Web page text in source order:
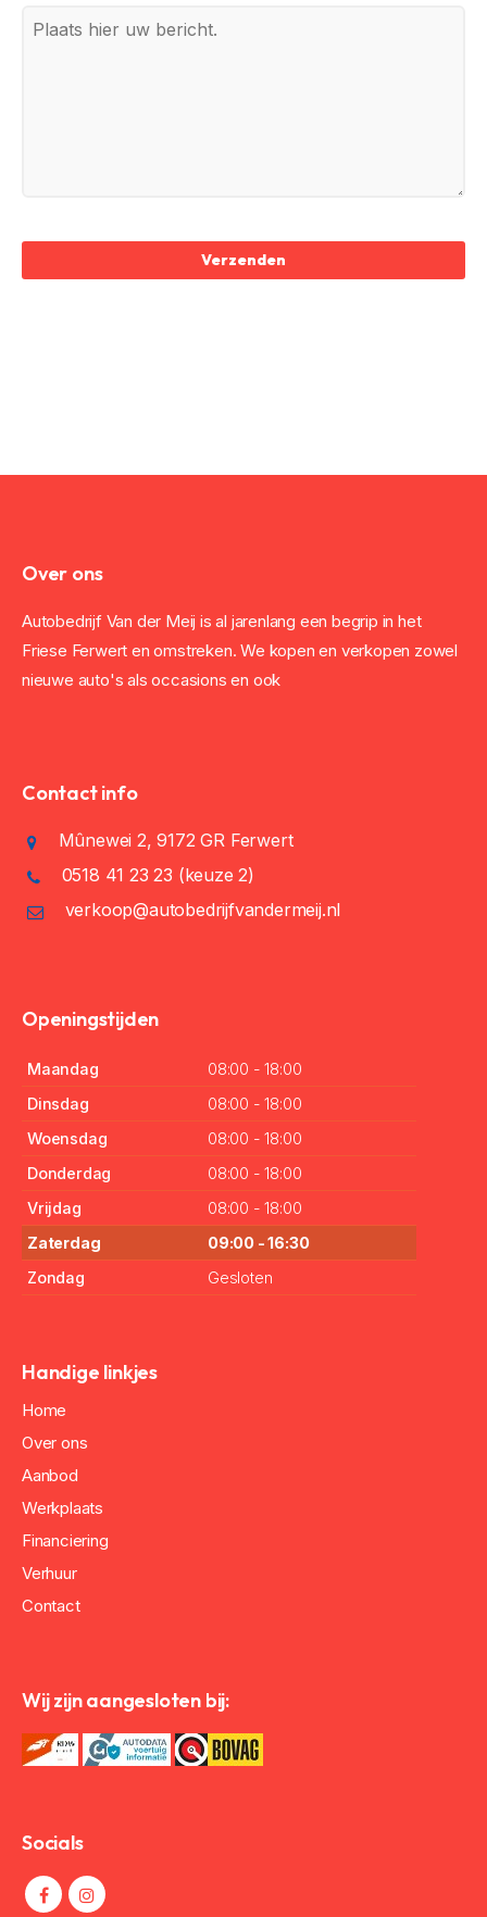
Verzenden
Over ons
Autobedrijf Van der Meij is al jarenlang een begrip in het
Friese Ferwert en omstreken. We kopen en verkopen zowel
nieuwe auto's als occasions en ook
Contact info
Mûnewei 2, 9172 GR Ferwert
0518 41 23 23 (keuze 2)
verkoop@autobedrijfvandermeij.nl
Openingstijden
Maandag
08:00 - 18:00
Dinsdag
08:00 - 18:00
Woensdag
08:00 - 18:00
Donderdag
08:00 - 18:00
Vrijdag
08:00 - 18:00
Zaterdag
09:00 - 16:30
Zondag
Gesloten
Handige linkjes
Home
Over ons
Aanbod
Werkplaats
Financiering
Verhuur
Contact
Wij zijn aangesloten bij:
Socials